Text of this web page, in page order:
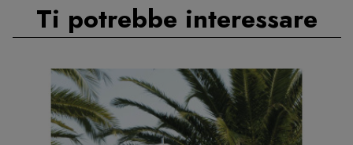
Ti potrebbe interessare